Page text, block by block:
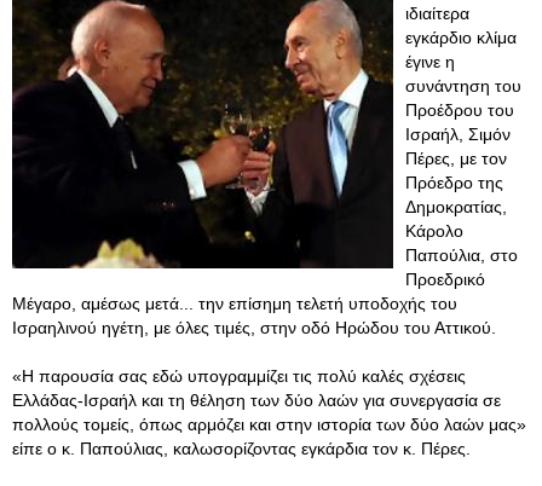
ιδιαίτερα
εγκάρδιο κλίμα
έγινε η
συνάντηση του
Προέδρου του
Ισραήλ, Σιμόν
Πέρες, με τον
Πρόεδρο της
Δημοκρατίας,
Κάρολο
Παπούλια, στο
Προεδρικό
Μέγαρο, αμέσως μετά... την επίσημη τελετή υποδοχής του
Ισραηλινού ηγέτη, με όλες τιμές, στην οδό Ηρώδου του Αττικού.
«Η παρουσία σας εδώ υπογραμμίζει τις πολύ καλές σχέσεις
Ελλάδας-Ισραήλ και τη θέληση των δύο λαών για συνεργασία σε
πολλούς τομείς, όπως αρμόζει και στην ιστορία των δύο λαών μας»
είπε ο κ. Παπούλιας, καλωσορίζοντας εγκάρδια τον κ. Πέρες.